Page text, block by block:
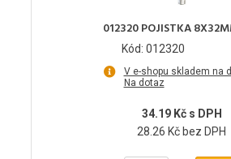
012320 POJISTKA
Kód: 012320
V e-shopu skladem na
Na dotaz
34.19 Kč s DPH
28.26 Kč bez DPH